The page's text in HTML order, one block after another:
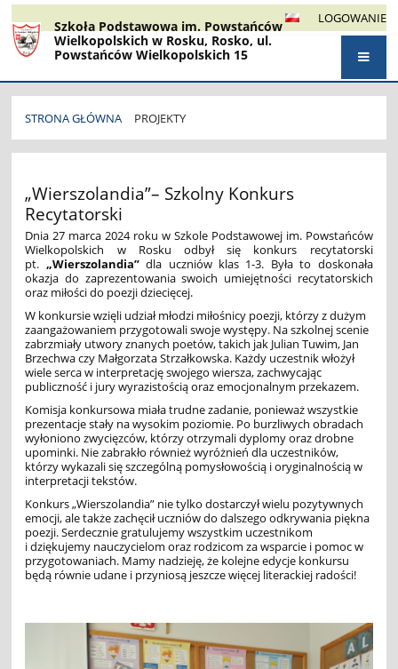
LOGOWANIE
Szkoła Podstawowa im. Powstańców
Wielkopolskich w Rosku, Rosko, ul.
Powstańców Wielkopolskich 15
STRONA GŁÓWNA PROJEKTY
„Wierszolandia”– Szkolny Konkurs
Recytatorski
Dnia 27 marca 2024 roku w Szkole Podstawowej im. Powstańców
Wielkopolskich w Rosku odbył się konkurs recytatorski
pt. „Wierszolandia”dla uczniów klas 1-3. Była to doskonała
okazja do zaprezentowania swoich umiejętności recytatorskich
oraz miłości do poezji dziecięcej.
W konkursie wzięli udział młodzi miłośnicy poezji, którzy z dużym
zaangażowaniem przygotowali swoje występy. Na szkolnej scenie
zabrzmiały utwory znanych poetów, takich jak Julian Tuwim, Jan
Brzechwa czy Małgorzata Strzałkowska. Każdy uczestnik włożył
wiele serca w interpretację swojego wiersza, zachwycając
publiczność i jury wyrazistością oraz emocjonalnym przekazem.
Komisja konkursowa miała trudne zadanie, ponieważ wszystkie
prezentacje stały na wysokim poziomie. Po burzliwych obradach
wyłoniono zwycięzców, którzy otrzymali dyplomy oraz drobne
upominki. Nie zabrakło również wyróżnień dla uczestników,
którzy wykazali się szczególną pomysłowością i oryginalnością w
interpretacji tekstów.
Konkurs „Wierszolandia” nie tylko dostarczył wielu pozytywnych
emocji, ale także zachęcił uczniów do dalszego odkrywania piękna
poezji. Serdecznie gratulujemy wszystkim uczestnikom
i dziękujemy nauczycielom oraz rodzicom za wsparcie i pomoc w
przygotowaniach. Mamy nadzieję, że kolejne edycje konkursu
będą równie udane i przyniosą jeszcze więcej literackiej radości!